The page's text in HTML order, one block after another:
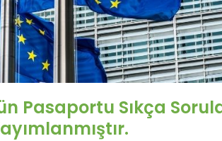
Pasaportu Sıkça